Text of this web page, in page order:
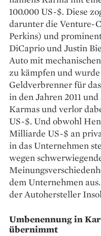
100.000 US-$. ­Diese
darunter die Venture-
Perkins) und
DiCaprio und Justin
Auto mit
zu kämpfen und
Geldverbrenner für
in den Jahren 2011
Karmas und verlor
US-$. Und obwohl
Milliarde US-$ an
in das Unternehmen
wegen
dem Unternehmen
der Autohersteller
Umbenennung in
übernimmt